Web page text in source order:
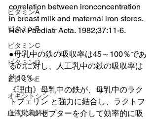
ビタミンA
ビタミンB
ビタミンC
ビタミンD
ビタミンE
オキシトシン
血液栄養解析
correlation between ironconcentration
in breast milk and maternal iron stores.
Helv Paediatr Acta. 1982;37:11-6.
●母乳中の鉄の吸収率は45～100％であ
るのに対し、人工乳中の鉄の吸収率は
約10％。
《理由》母乳中の鉄が、母乳中のラク
トフェリン と強力に結合し、ラクトフ
ェリンレセプターを介して効率的に吸